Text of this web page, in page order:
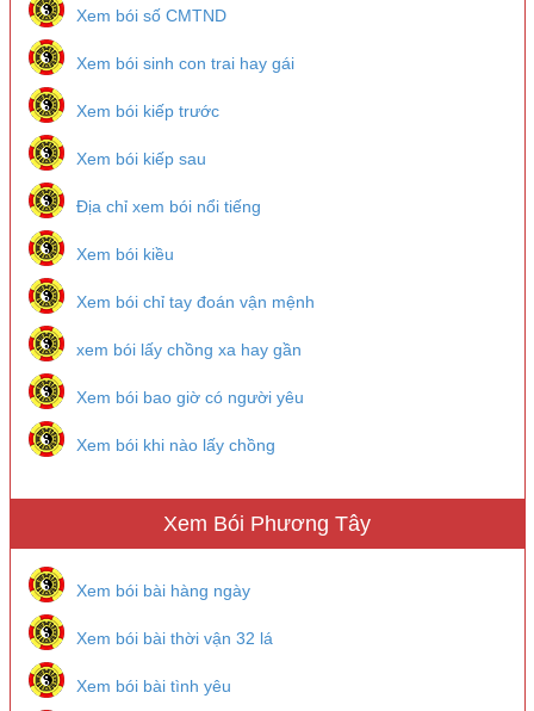
Xem bói số CMTND
Xem bói sinh con trai hay gái
Xem bói kiếp trước
Xem bói kiếp sau
Địa chỉ xem bói nổi tiếng
Xem bói kiều
Xem bói chỉ tay đoán vận mệnh
xem bói lấy chồng xa hay gần
Xem bói bao giờ có người yêu
Xem bói khi nào lấy chồng
Xem Bói Phương Tây
Xem bói bài hàng ngày
Xem bói bài thời vận 32 lá
Xem bói bài tình yêu